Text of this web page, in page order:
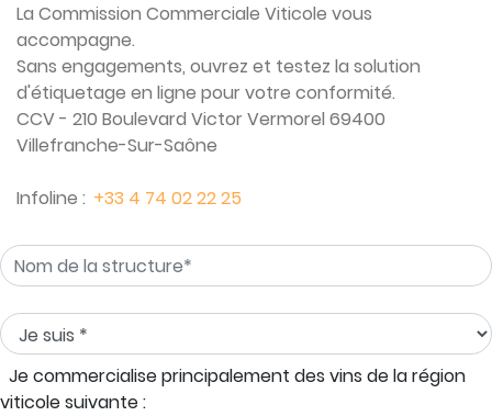
La Commission Commerciale Viticole vous
accompagne.
Sans engagements, ouvrez et testez la solution
d'étiquetage en ligne pour votre conformité.
CCV - 210 Boulevard Victor Vermorel 69400
Villefranche-Sur-Saône
Infoline : +33 4 74 02 22 25
Je commercialise principalement des vins de la région
viticole suivante :